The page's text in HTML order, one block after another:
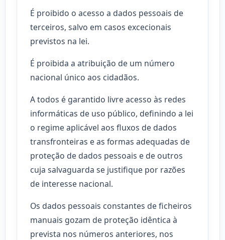
É proibido o acesso a dados pessoais de
terceiros, salvo em casos excecionais
previstos na lei.
É proibida a atribuição de um número
nacional único aos cidadãos.
A todos é garantido livre acesso às redes
informáticas de uso público, definindo a lei
o regime aplicável aos fluxos de dados
transfronteiras e as formas adequadas de
proteção de dados pessoais e de outros
cuja salvaguarda se justifique por razões
de interesse nacional.
Os dados pessoais constantes de ficheiros
manuais gozam de proteção idêntica à
prevista nos números anteriores, nos